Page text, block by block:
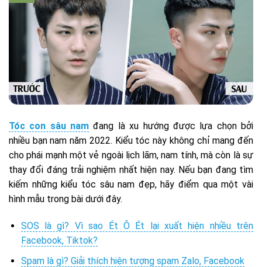
Tóc con sâu nam đang là xu hướng được lựa chọn bởi
nhiều bạn nam năm 2022. Kiểu tóc này không chỉ mang đến
cho phái mạnh một vẻ ngoài lịch lãm, nam tính, mà còn là sự
thay đổi đáng trải nghiệm nhất hiện nay. Nếu bạn đang tìm
kiếm những kiểu tóc sâu nam đẹp, hãy điểm qua một vài
hình mẫu trong bài dưới đây.
SOS là gì? Vì sao Ét Ô Ét lại xuất hiện nhiều trên
Facebook, Tiktok?
Spam là gì? Giải thích hiện tượng spam Zalo, Facebook